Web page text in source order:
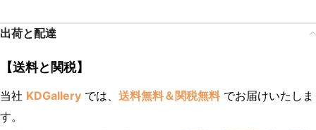
出荷と配達
【送料と関税】
当社 KDGallery では、 送料無料＆関税無料でお届けいたしま
す。